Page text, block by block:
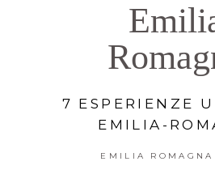
7 ESPERIENZE
EMILIA-
EMILIA ROMAGNA